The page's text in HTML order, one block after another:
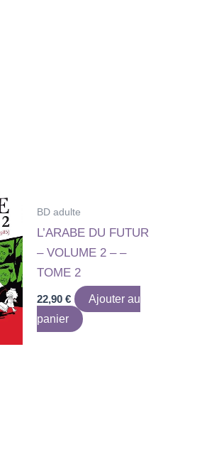
BD adulte
L’ARABE DU FUTUR
– VOLUME 2 – –
TOME 2
22,90€
Ajouter au
panier